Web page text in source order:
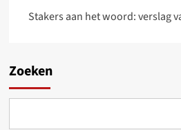
Stakers aan het woord: verslag
Zoeken